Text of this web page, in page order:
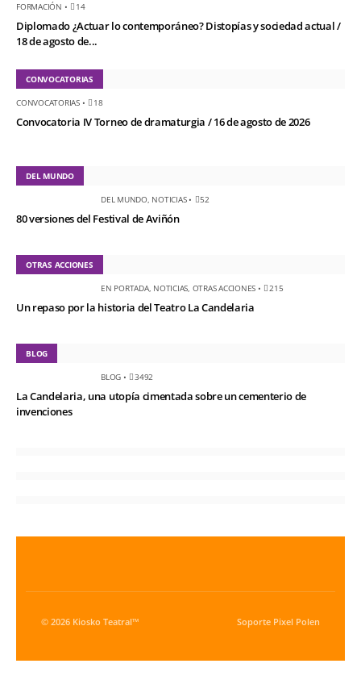
FORMACIÓN • 14
Diplomado ¿Actuar lo contemporáneo? Distopías y sociedad actual /
18 de agosto de...
CONVOCATORIAS
CONVOCATORIAS• 18
Convocatoria IV Torneo de dramaturgia / 16 de agosto de 2026
DEL MUNDO
DEL MUNDO, NOTICIAS• 52
80 versiones del Festival de Aviñón
OTRAS ACCIONES
EN PORTADA, NOTICIAS, OTRAS ACCIONES • 215
Un repaso por la historia del Teatro La Candelaria
BLOG
BLOG • 3492
La Candelaria, una utopía cimentada sobre un cementerio de
invenciones
© 2026 Kiosko Teatral™ Soporte Pixel Polen